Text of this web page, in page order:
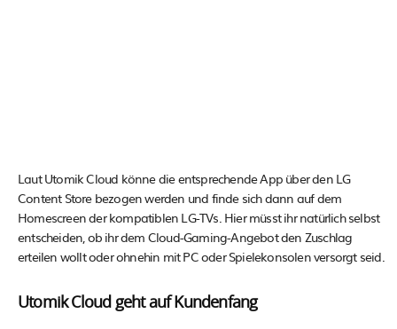
Laut Utomik Cloud könne die entsprechende App über den LG
Content Store bezogen werden und finde sich dann auf dem
Homescreen der kompatiblen LG-TVs. Hier müsst ihr natürlich selbst
entscheiden, ob ihr dem Cloud-Gaming-Angebot den Zuschlag
erteilen wollt oder ohnehin mit PC oder Spielekonsolen versorgt seid.
Utomik Cloud geht auf Kundenfang